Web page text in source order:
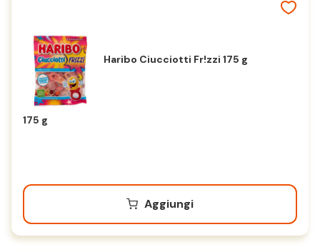
Haribo Ciucciotti Fr!zzi 175 g
175 g
Aggiungi